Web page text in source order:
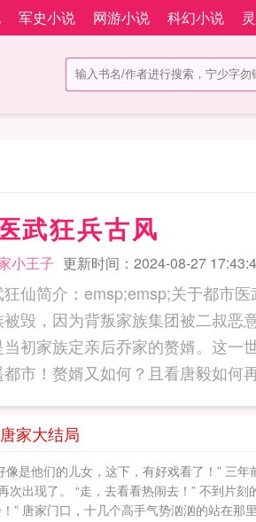
军史小说 网游小说 科幻小说
武狂兵古风
小王子 更新时间：2024-08-27
仙简介：emsp;emsp;关于都市
毁，因为背叛家族集团被二叔恶
初家族定亲后乔家的赘婿。这一
家大结局
是他们的儿女，这下，有好戏看了！” 三
出现了。 “走，去看看热闹去！” 不到片
” 唐家门口，十几个高手气势汹汹的站在